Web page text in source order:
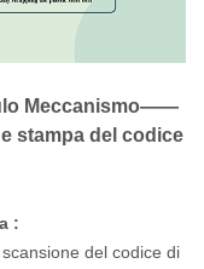
Meccanismo——
stampa del codice
:
del codice di